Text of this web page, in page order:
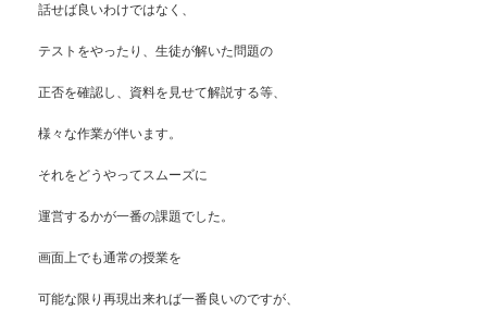
話せば良いわけではなく、
テストをやったり、生徒が解いた問題の
正否を確認し、資料を見せて解説する等、
様々な作業が伴います。
それをどうやってスムーズに
運営するかが一番の課題でした。
画面上でも通常の授業を
可能な限り再現出来れば一番良いのですが、